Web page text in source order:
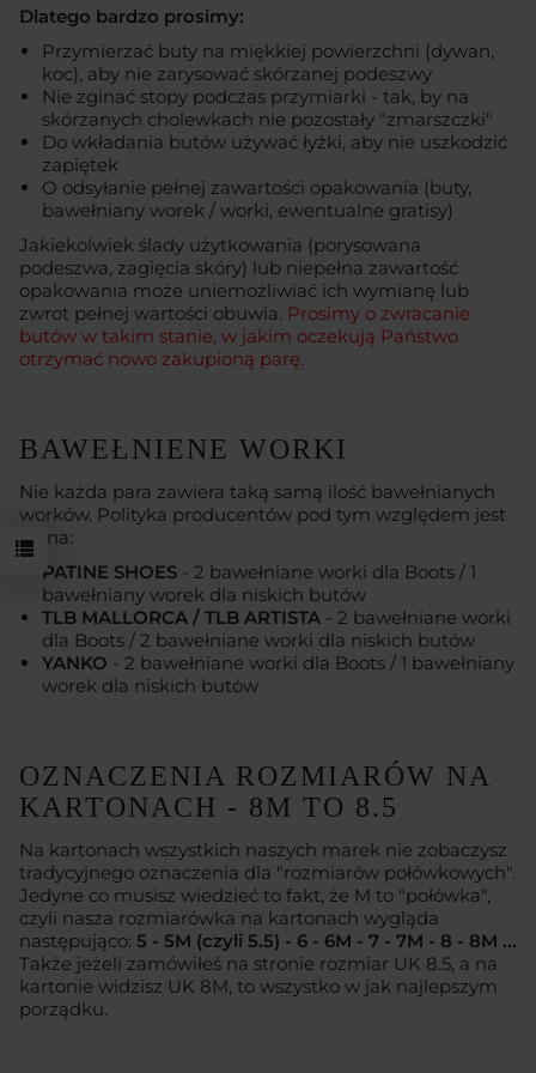
Dlatego bardzo prosimy:
Przymierzać buty na miękkiej powierzchni (dywan,
koc), aby nie zarysować skórzanej podeszwy
Nie zginać stopy podczas przymiarki - tak, by na
skórzanych cholewkach nie pozostały "zmarszczki"
Do wkładania butów używać łyżki, aby nie uszkodzić
zapiętek
O odsyłanie pełnej zawartości opakowania (buty,
bawełniany worek / worki, ewentualne gratisy)
Jakiekolwiek ślady użytkowania (porysowana
podeszwa, zagięcia skóry) lub niepełna zawartość
opakowania może uniemożliwiać ich wymianę lub
zwrot pełnej wartości obuwia. Prosimy o zwracanie
butów w takim stanie, w jakim oczekują Państwo
otrzymać nowo zakupioną parę.
BAWEŁNIENE WORKI
Nie każda para zawiera taką samą ilość bawełnianych
worków. Polityka producentów pod tym względem jest
różna:
PATINE SHOES - 2 bawełniane worki dla Boots / 1
bawełniany worek dla niskich butów
TLB MALLORCA / TLB ARTISTA - 2 bawełniane worki
dla Boots / 2 bawełniane worki dla niskich butów
YANKO - 2 bawełniane worki dla Boots / 1 bawełniany
worek dla niskich butów
OZNACZENIA ROZMIARÓW NA
KARTONACH - 8M TO 8.5
Na kartonach wszystkich naszych marek nie zobaczysz
tradycyjnego oznaczenia dla "rozmiarów połówkowych".
Jedyne co musisz wiedzieć to fakt, że M to "połówka",
czyli nasza rozmiarówka na kartonach wygląda
następująco: 5 - 5M (czyli 5.5) - 6 - 6M - 7 - 7M - 8 - 8M ...
Także jeżeli zamówiłeś na stronie rozmiar UK 8.5, a na
kartonie widzisz UK 8M, to wszystko w jak najlepszym
porządku.